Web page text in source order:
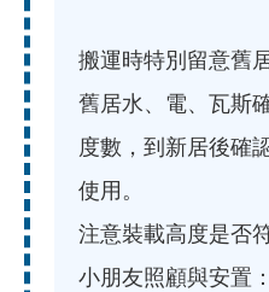
搬運時特別留意舊
舊居水、電、瓦斯
度數，到新居後確
使用。
注意裝載高度是否
小朋友照顧與安置